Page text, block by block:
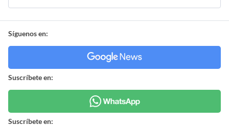
Síguenos en:
Suscríbete en:
Suscríbete en: